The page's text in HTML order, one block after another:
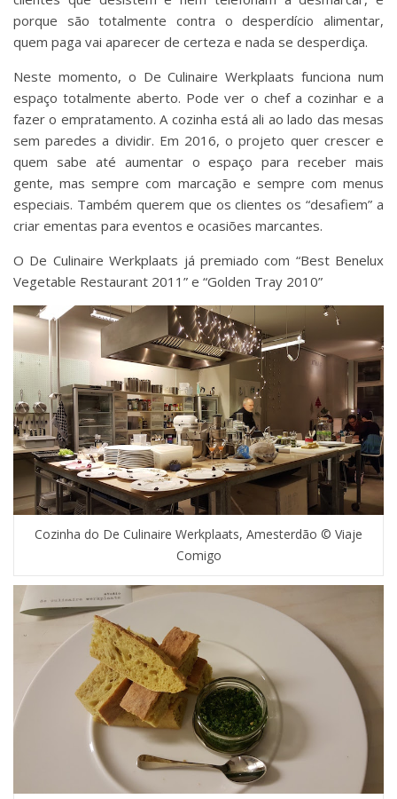
porque são totalmente contra o desperdício alimentar,
quem paga vai aparecer de certeza e nada se desperdiça.
Neste momento, o De Culinaire Werkplaats funciona num
espaço totalmente aberto. Pode ver o chef a cozinhar e a
fazer o empratamento. A cozinha está ali ao lado das mesas
sem paredes a dividir. Em 2016, o projeto quer crescer e
quem sabe até aumentar o espaço para receber mais
gente, mas sempre com marcação e sempre com menus
especiais. Também querem que os clientes os “desafiem” a
criar ementas para eventos e ocasiões marcantes.
O De Culinaire Werkplaats já premiado com “Best Benelux
Vegetable Restaurant 2011” e “Golden Tray 2010”
Cozinha do De Culinaire Werkplaats, Amesterdão © Viaje
Comigo